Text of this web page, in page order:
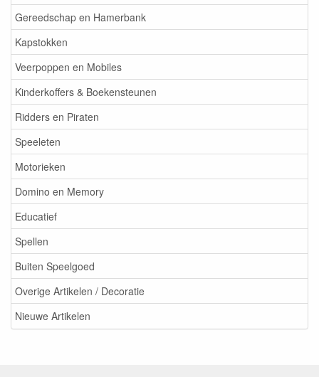
Gereedschap en Hamerbank
Kapstokken
Veerpoppen en Mobiles
Kinderkoffers & Boekensteunen
Ridders en Piraten
Speeleten
Motorieken
Domino en Memory
Educatief
Spellen
Buiten Speelgoed
Overige Artikelen / Decoratie
Nieuwe Artikelen